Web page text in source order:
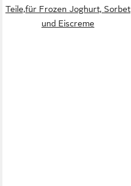
Teile,für Frozen Joghurt, Sorbet
und Eiscreme